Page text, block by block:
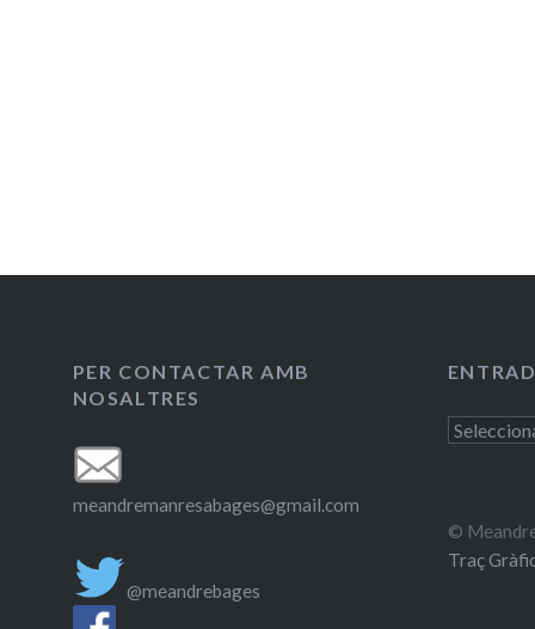
PER CONTACTAR AMB
NOSALTRES
meandremanresabages@gmail.com
@meandrebages
Entrades
©
Traç